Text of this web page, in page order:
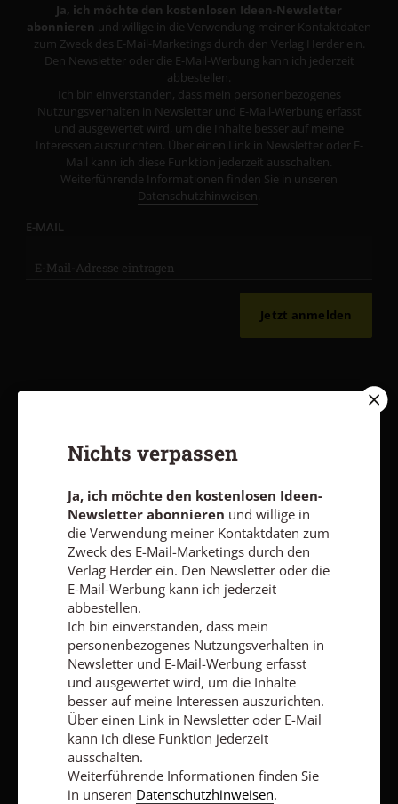
Ja, ich möchte den kostenlosen Ideen-Newsletter
abonnieren und willige in die Verwendung meiner Kontaktdaten
zum Zweck des E-Mail-Marketings durch den Verlag Herder ein.
Den Newsletter oder die E-Mail-Werbung kann ich jederzeit
abbestellen.
Ich bin einverstanden, dass mein personenbezogenes
Nutzungsverhalten in Newsletter und E-Mail-Werbung erfasst
und ausgewertet wird, um die Inhalte besser auf meine
Interessen auszurichten. Über einen Link in Newsletter oder E-
Mail kann ich diese Funktion jederzeit ausschalten.
Weiterführende Informationen finden Sie in unseren
Datenschutzhinweisen.
E-MAIL
Jetzt anmelden
AGB und Widerrufsbelehrung Datenschutz
Impressum
Vertrag widerrufen Abo online kündigen
Nach oben
Nichts verpassen
Ja, ich möchte den kostenlosen Ideen-
Newsletter abonnieren und willige in
die Verwendung meiner Kontaktdaten zum
Zweck des E-Mail-Marketings durch den
Verlag Herder ein. Den Newsletter oder die
E-Mail-Werbung kann ich jederzeit
abbestellen.
Ich bin einverstanden, dass mein
personenbezogenes Nutzungsverhalten in
Newsletter und E-Mail-Werbung erfasst
und ausgewertet wird, um die Inhalte
besser auf meine Interessen auszurichten.
Über einen Link in Newsletter oder E-Mail
kann ich diese Funktion jederzeit
ausschalten.
Weiterführende Informationen finden Sie
in unseren Datenschutzhinweisen.